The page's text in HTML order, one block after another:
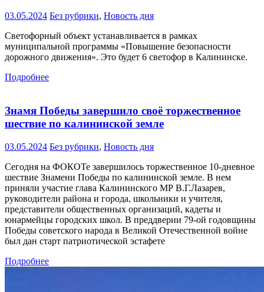
03.05.2024 Без рубрики, Новость дня
Светофорный объект устанавливается в рамках
муниципальной программы «Повышение безопасности
дорожного движения». Это будет 6 светофор в Калининске.
Подробнее
Знамя Победы завершило своё торжественное
шествие по калининской земле
03.05.2024 Без рубрики, Новость дня
Сегодня на ФОКОТе завершилось торжественное 10-дневное
шествие Знамени Победы по калининской земле. В нем
приняли участие глава Калининского МР В.Г.Лазарев,
руководители района и города, школьники и учителя,
представители общественных организаций, кадеты и
юнармейцы городских школ. В преддверии 79-ой годовщины
Победы советского народа в Великой Отечественной войне
был дан старт патриотической эстафете
Подробнее